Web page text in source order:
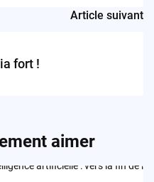
Article suivant
fort !
aimer